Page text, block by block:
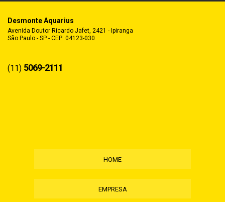
Desmonte Aquarius
Avenida Doutor Ricardo Jafet, 2421 - Ipiranga
São Paulo - SP - CEP: 04123-030
(11) 5069-2111
HOME
EMPRESA